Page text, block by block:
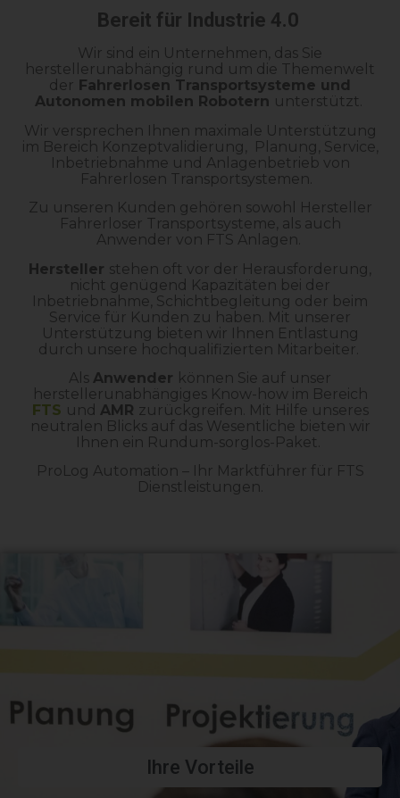
Bereit für Industrie 4.0
Wir sind ein Unternehmen, das Sie
herstellerunabhängig rund um die Themenwelt
der Fahrerlosen Transportsysteme und
Autonomen mobilen Robotern unterstützt.
Wir versprechen Ihnen maximale Unterstützung
im Bereich Konzeptvalidierung, Planung, Service,
Inbetriebnahme und Anlagenbetrieb von
Fahrerlosen Transportsystemen.
Zu unseren Kunden gehören sowohl Hersteller
Fahrerloser Transportsysteme, als auch
Anwender von FTS Anlagen.
Hersteller stehen oft vor der Herausforderung,
nicht genügend Kapazitäten bei der
Inbetriebnahme, Schichtbegleitung oder beim
Service für Kunden zu haben. Mit unserer
Unterstützung bieten wir Ihnen Entlastung
durch unsere hochqualifizierten Mitarbeiter.
Als Anwender können Sie auf unser
herstellerunabhängiges Know-how im Bereich
FTS und AMR zurückgreifen. Mit Hilfe unseres
neutralen Blicks auf das Wesentliche bieten wir
Ihnen ein Rundum-sorglos-Paket.
ProLog Automation – Ihr Marktführer für FTS
Dienstleistungen.
Ihre Vorteile